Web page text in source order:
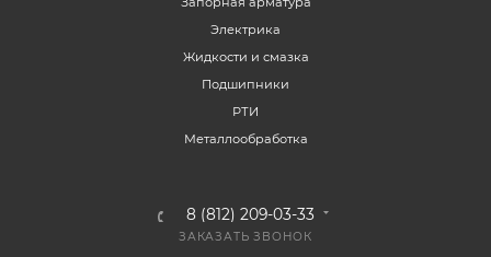
Электрика
Жидкости и смазка
Подшипники
РТИ
Металлообработка
8 (812) 209-03-33
ЗАКАЗАТЬ ЗВОНОК